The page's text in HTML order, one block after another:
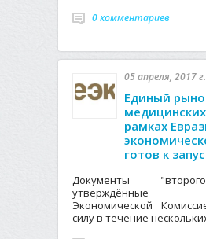
0 комментариев
05 апреля, 2017 г.
Единый
рамках
готов к
Документы
утверждённые
Экономической
силу в течение